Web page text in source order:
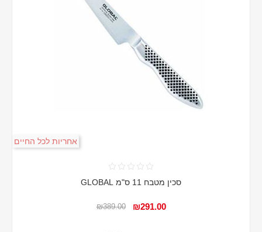
אחריות לכל החיים
סכין מטבח 11 ס"מ GLOBAL
₪291.00
₪389.00